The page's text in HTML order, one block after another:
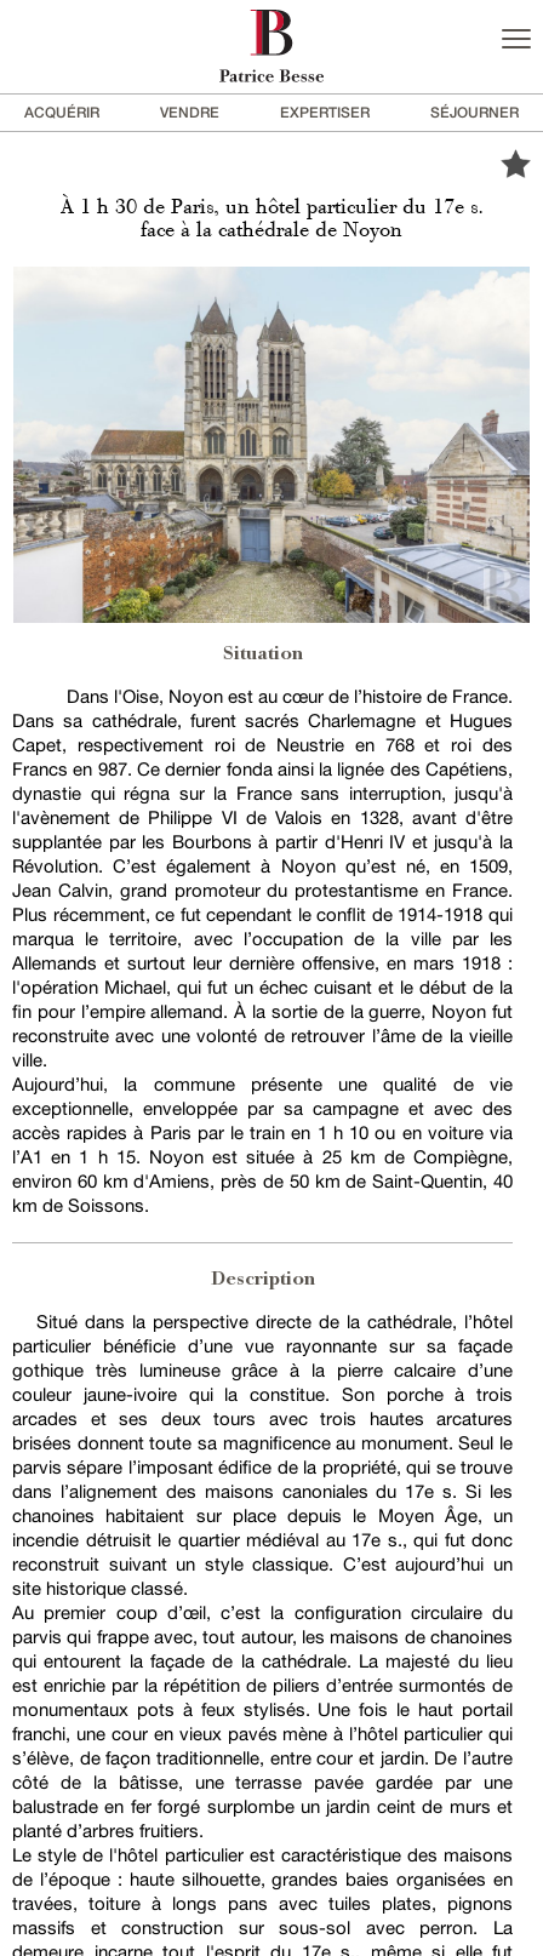
ACQUÉRIR VENDRE EXPERTISER SÉJOURNER
À 1 h 30 de Paris, un hôtel particulier du 17e s.
face à la cathédrale de Noyon
Situation
Dans l'Oise, Noyon est au cœur de l’histoire de France.
Dans sa cathédrale, furent sacrés Charlemagne et Hugues
Capet, respectivement roi de Neustrie en 768 et roi des
Francs en 987. Ce dernier fonda ainsi la lignée des Capétiens,
dynastie qui régna sur la France sans interruption, jusqu'à
l'avènement de Philippe VI de Valois en 1328, avant d'être
supplantée par les Bourbons à partir d'Henri IV et jusqu'à la
Révolution. C’est également à Noyon qu’est né, en 1509,
Jean Calvin, grand promoteur du protestantisme en France.
Plus récemment, ce fut cependant le conflit de 1914-1918 qui
marqua le territoire, avec l’occupation de la ville par les
Allemands et surtout leur dernière offensive, en mars 1918 :
l'opération Michael, qui fut un échec cuisant et le début de la
fin pour l’empire allemand. À la sortie de la guerre, Noyon fut
reconstruite avec une volonté de retrouver l’âme de la vieille
ville.
Aujourd’hui, la commune présente une qualité de vie
exceptionnelle, enveloppée par sa campagne et avec des
accès rapides à Paris par le train en 1 h 10 ou en voiture via
l’A1 en 1 h 15. Noyon est située à 25 km de Compiègne,
environ 60 km d'Amiens, près de 50 km de Saint-Quentin, 40
km de Soissons.
Description
Situé dans la perspective directe de la cathédrale, l’hôtel
particulier bénéficie d’une vue rayonnante sur sa façade
gothique très lumineuse grâce à la pierre calcaire d’une
couleur jaune-ivoire qui la constitue. Son porche à trois
arcades et ses deux tours avec trois hautes arcatures
brisées donnent toute sa magnificence au monument. Seul le
parvis sépare l’imposant édifice de la propriété, qui se trouve
dans l’alignement des maisons canoniales du 17e s. Si les
chanoines habitaient sur place depuis le Moyen Âge, un
incendie détruisit le quartier médiéval au 17e s., qui fut donc
reconstruit suivant un style classique. C’est aujourd’hui un
site historique classé.
Au premier coup d’œil, c’est la configuration circulaire du
parvis qui frappe avec, tout autour, les maisons de chanoines
qui entourent la façade de la cathédrale. La majesté du lieu
est enrichie par la répétition de piliers d’entrée surmontés de
monumentaux pots à feux stylisés. Une fois le haut portail
franchi, une cour en vieux pavés mène à l’hôtel particulier qui
s’élève, de façon traditionnelle, entre cour et jardin. De l’autre
côté de la bâtisse, une terrasse pavée gardée par une
balustrade en fer forgé surplombe un jardin ceint de murs et
planté d’arbres fruitiers.
Le style de l'hôtel particulier est caractéristique des maisons
de l’époque : haute silhouette, grandes baies organisées en
travées, toiture à longs pans avec tuiles plates, pignons
massifs et construction sur sous-sol avec perron. La